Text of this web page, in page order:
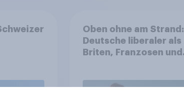
Oben ohne am Strand:
Deutsche liberaler als
Briten, Franzosen und